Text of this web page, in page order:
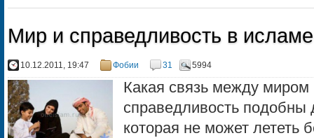
Мир и справедливость в исламе
10.12.2011, 19:47 Фобии 31 5994
Какая связь между
справедливость
которая не может лететь